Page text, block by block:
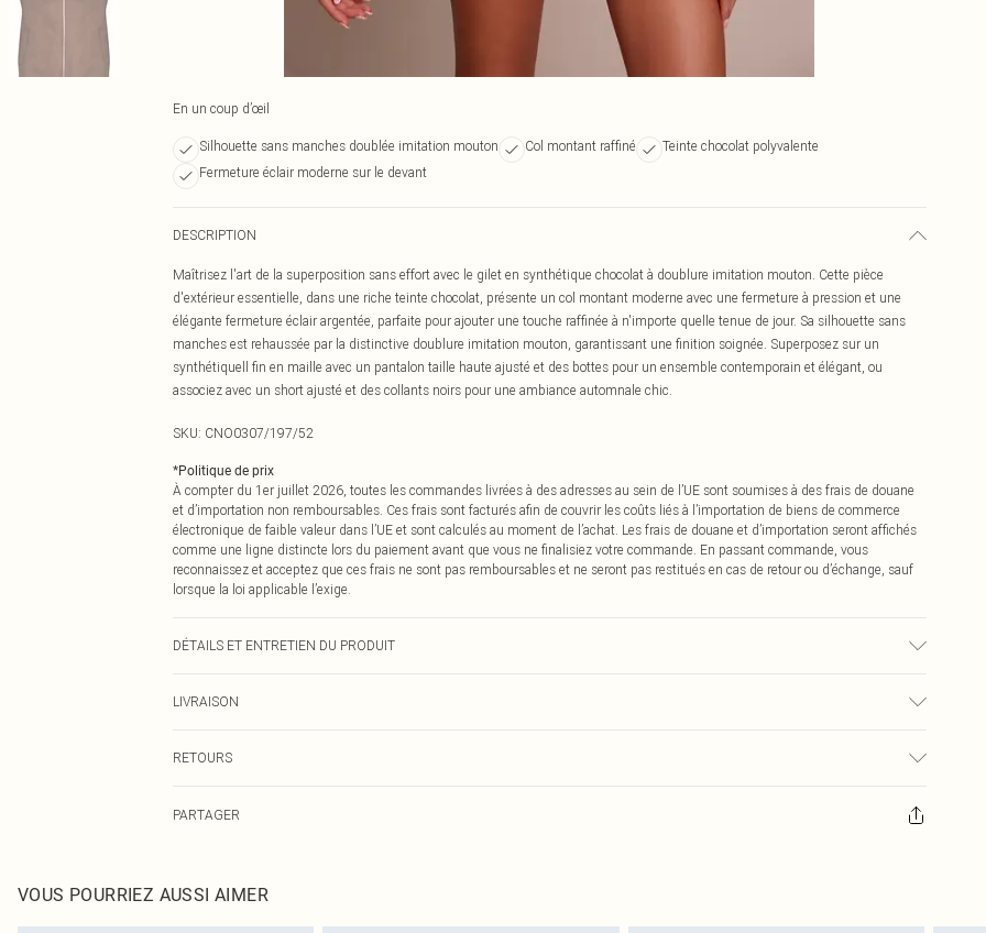
En un coup d’œil
Silhouette sans manches doublée imitation mouton Col montant raffiné
Teinte chocolat polyvalente
Fermeture éclair moderne sur le devant
DESCRIPTION
Maîtrisez l'art de la superposition sans effort avec le gilet en synthétique chocolat à doublure imitation mouton. Cette pièce
d'extérieur essentielle, dans une riche teinte chocolat, présente un col montant moderne avec une fermeture à pression et une
élégante fermeture éclair argentée, parfaite pour ajouter une touche raffinée à n'importe quelle tenue de jour. Sa silhouette sans
manches est rehaussée par la distinctive doublure imitation mouton, garantissant une finition soignée. Superposez sur un
synthétiquell fin en maille avec un pantalon taille haute ajusté et des bottes pour un ensemble contemporain et élégant, ou
associez avec un short ajusté et des collants noirs pour une ambiance automnale chic.
SKU: CNO0307/197/52
*Politique de prix
À compter du 1er juillet 2026, toutes les commandes livrées à des adresses au sein de l’UE sont soumises à des frais de douane
et d’importation non remboursables. Ces frais sont facturés afin de couvrir les coûts liés à l’importation de biens de commerce
électronique de faible valeur dans l’UE et sont calculés au moment de l’achat. Les frais de douane et d’importation seront affichés
comme une ligne distincte lors du paiement avant que vous ne finalisiez votre commande. En passant commande, vous
reconnaissez et acceptez que ces frais ne sont pas remboursables et ne seront pas restitués en cas de retour ou d’échange, sauf
lorsque la loi applicable l’exige.
DÉTAILS ET ENTRETIEN DU PRODUIT
LIVRAISON
€9.99
RETOURS
Veuillez noter que nous ne pouvons pas rembourser les masques tendance, les cosmétiques, les bijoux pour piercings, les jouets
également être essayées en intérieur. Les articles pour la maison, y compris le linge de lit, les matelas, les surmatelas et les
PARTAGER
VOUS POURRIEZ AUSSI AIMER